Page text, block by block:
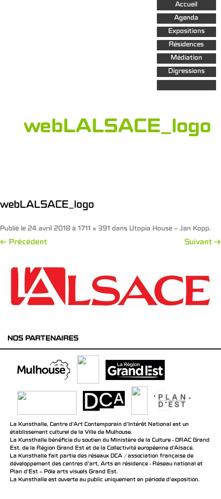
Aller au
contenu
principal
Accueil
Agenda
Expositions
Résidences
Médiation
Digressions
webLALSACE_logo
webLALSACE_logo
Publié le 24 avril 2018 à 1711 × 391 dans Utopia House – Jan Kopp.
← Précédent Suivant →
NOS PARTENAIRES
La Kunsthalle, Centre d’Art Contemporain d’Intérêt National est un
établissement culturel de la Ville de Mulhouse.
La Kunsthalle bénéficie du soutien du Ministère de la Culture - DRAC Grand
Est, de la Région Grand Est et de la Collectivité européenne d’Alsace.
La Kunsthalle fait partie des réseaux DCA / association française de
développement des centres d'art, Arts en résidence - Réseau national et
Plan d’Est – Pôle arts visuels Grand Est.
La Kunsthalle est ouverte au public uniquement en période d'exposition.